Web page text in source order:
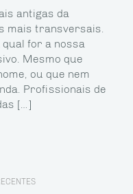
antigas da
mais transversais.
for a nossa
Mesmo que
ou que nem
Profissionais de
[…]